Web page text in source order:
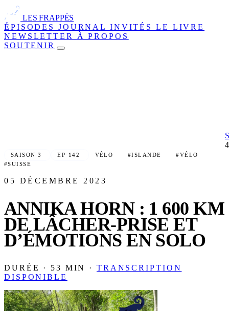
LES FRAPPÉS
ÉPISODES JOURNAL INVITÉSLE LIVRE
NEWSLETTER À PROPOS
SOUTENIR
SAISON 3 EP·142 VÉLO #ISLANDE
#VÉLO
#SUISSE
05 DÉCEMBRE 2023
ANNIKA HORN : 1 600 KM
DE LÂCHER-PRISE ET
D’ÉMOTIONS EN SOLO
DURÉE · 53 MIN · TRANSCRIPTION
DISPONIBLE